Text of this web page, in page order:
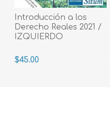
Introducción a los
Derecho Reales 2021 /
IZQUIERDO
$45.00